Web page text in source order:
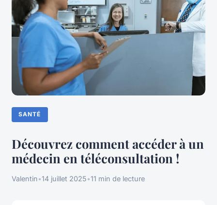
SANTÉ
Découvrez comment accéder à un
médecin en téléconsultation !
Valentin•14 juillet 2025•11 min de lecture